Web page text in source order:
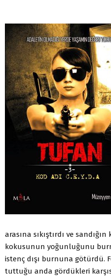
arasına sıkıştırdı ve
kokusunun yoğunluğunu
istenç dışı burnuna götürdü.
tuttuğu anda gördükleri